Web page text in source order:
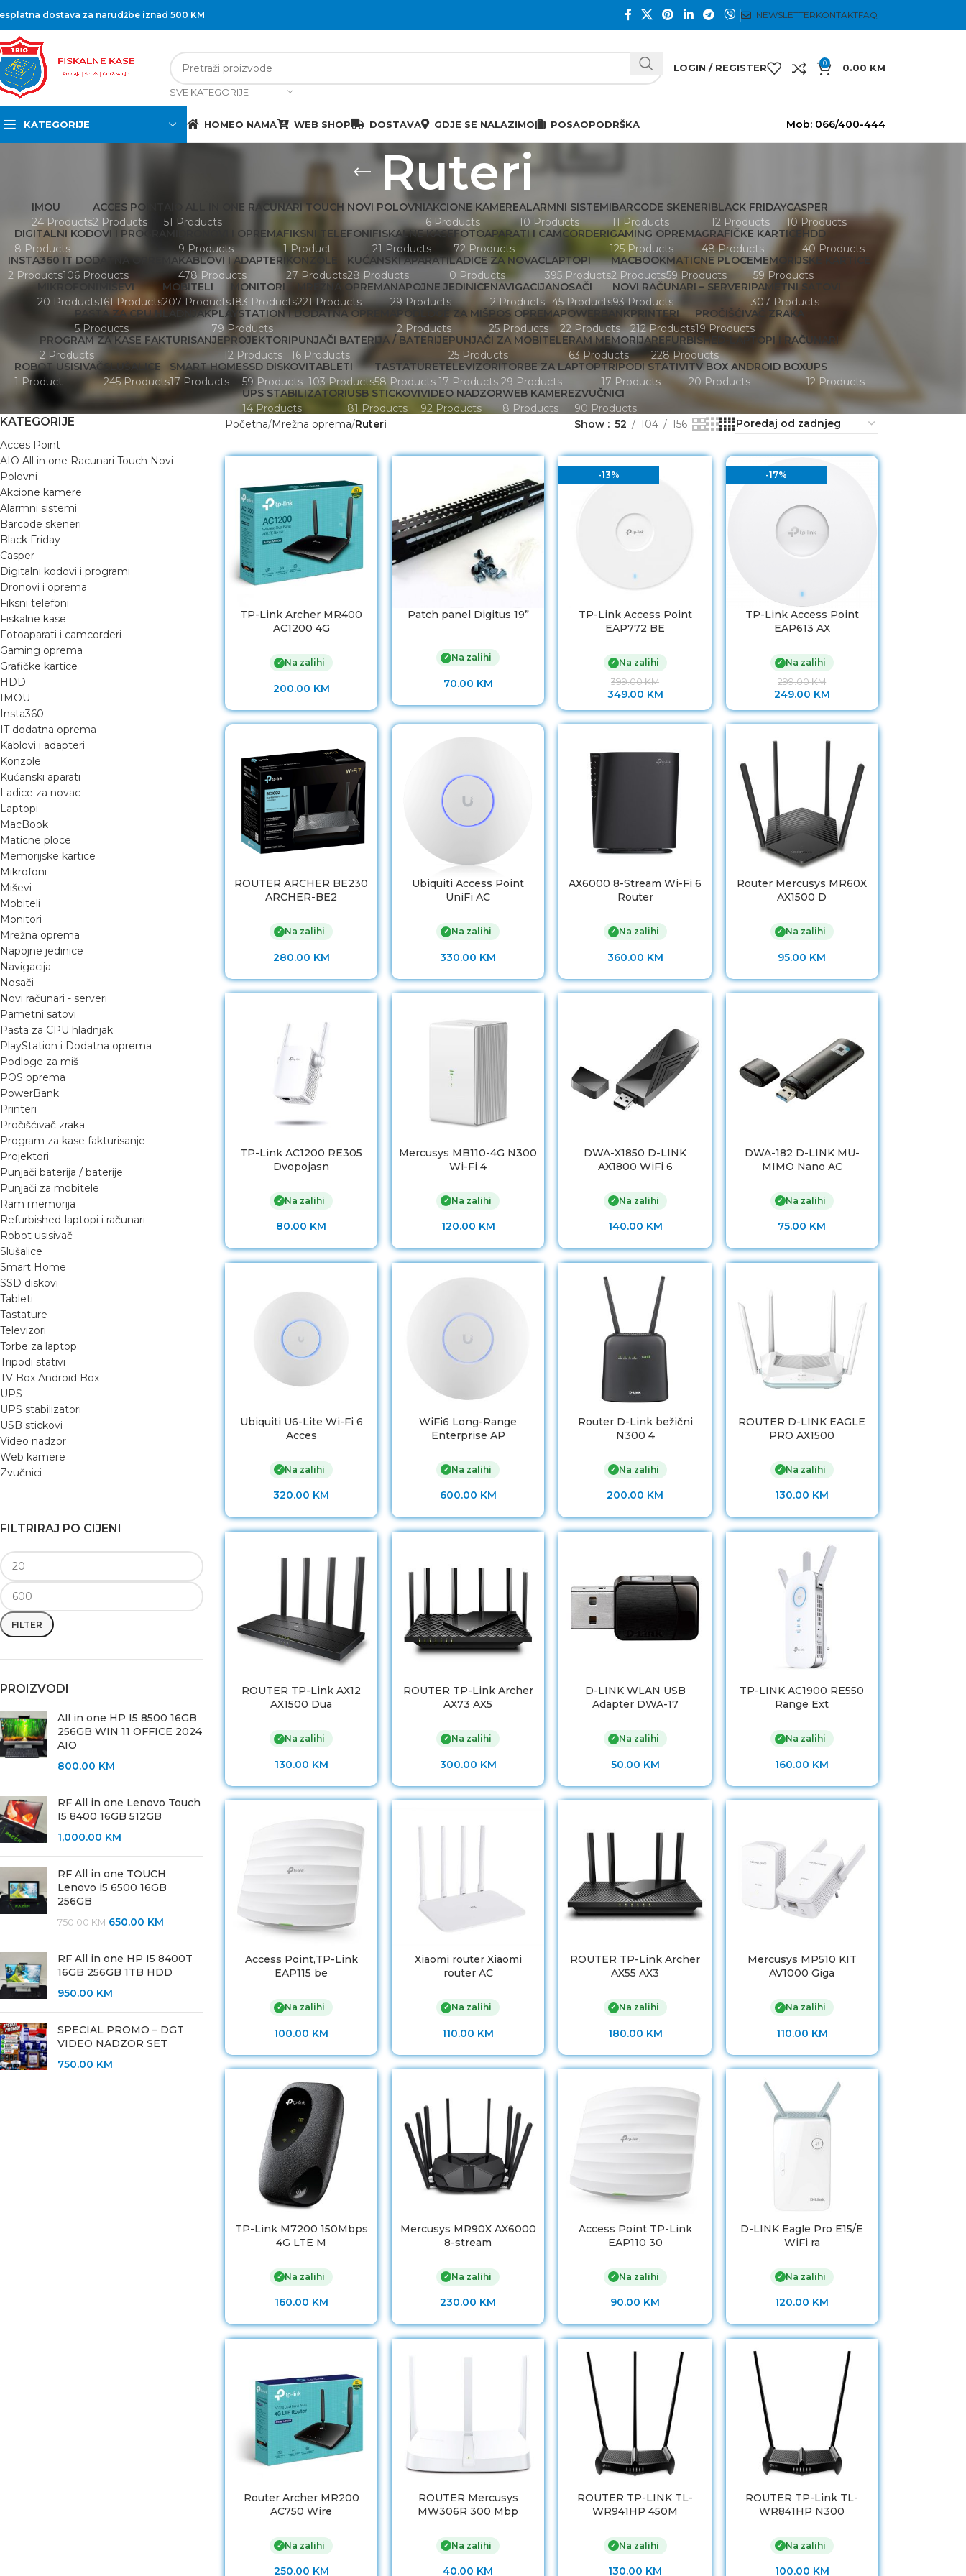
dostava za narudžbe iznad 500 KM NEWSLETTERKONTAKTFAQ
SVE KATEGORIJE
LOGIN / REGISTER 0 0.00 KM
KATEGORIJE HOMEO NAMA WEB SHOP DOSTAVA GDJE SE NALAZIMO POSAOPODRŠKA Mob: 066/400-444
Ruteri
IMOU
24 Products
ACCES POINT
2 Products
AIO ALL IN ONE RACUNARI TOUCH NOVI POLOVNI
51 Products
AKCIONE KAMERE
6 Products
ALARMNI SISTEMI
10 Products
BARCODE SKENERI
11 Products
BLACK FRIDAY
12 Products
CASPER
10 Products
DIGITALNI KODOVI I PROGRAMI
8 Products
DRONOVI I OPREMA
9 Products
FIKSNI TELEFONI
1 Product
FISKALNE KASE
21 Products
FOTOAPARATI I CAMCORDERI
72 Products
GAMING OPREMA
125 Products
GRAFIČKE KARTICE
48 Products
HDD
40 Products
INSTA360
2 Products
IT DODATNA OPREMA
106 Products
KABLOVI I ADAPTERI
478 Products
KONZOLE
27 Products
KUĆANSKI APARATI
28 Products
LADICE ZA NOVAC
0 Products
LAPTOPI
395 Products
MACBOOK
2 Products
MATICNE PLOCE
59 Products
MEMORIJSKE KARTICE
59 Products
MIKROFONI
20 Products
MIŠEVI
161 Products
MOBITELI
207 Products
MONITORI
183 Products
MREŽNA OPREMA
221 Products
NAPOJNE JEDINICE
29 Products
NAVIGACIJA
2 Products
NOSAČI
45 Products
NOVI RAČUNARI – SERVERI
93 Products
PAMETNI SATOVI
307 Products
PASTA ZA CPU HLADNJAK
5 Products
PLAYSTATION I DODATNA OPREMA
79 Products
PODLOGE ZA MIŠ
2 Products
POS OPREMA
25 Products
POWERBANK
22 Products
PRINTERI
212 Products
PROČIŠĆIVAČ ZRAKA
19 Products
PROGRAM ZA KASE FAKTURISANJE
2 Products
PROJEKTORI
12 Products
PUNJAČI BATERIJA / BATERIJE
16 Products
PUNJAČI ZA MOBITELE
25 Products
RAM MEMORIJA
63 Products
REFURBISHED-LAPTOPI I RAČUNARI
228 Products
ROBOT USISIVAČ
1 Product
SLUŠALICE
245 Products
SMART HOME
17 Products
SSD DISKOVI
59 Products
TABLETI
103 Products
TASTATURE
58 Products
TELEVIZORI
17 Products
TORBE ZA LAPTOP
29 Products
TRIPODI STATIVI
17 Products
TV BOX ANDROID BOX
20 Products
UPS
12 Products
UPS STABILIZATORI
14 Products
USB STICKOVI
81 Products
VIDEO NADZOR
92 Products
WEB KAMERE
8 Products
ZVUČNICI
90 Products
KATEGORIJE
Acces Point
AIO All in one Racunari Touch Novi
Polovni
Akcione kamere
Alarmni sistemi
Barcode skeneri
Black Friday
Casper
Digitalni kodovi i programi
Dronovi i oprema
Fiksni telefoni
Fiskalne kase
Fotoaparati i camcorderi
Gaming oprema
Grafičke kartice
HDD
IMOU
Insta360
IT dodatna oprema
Kablovi i adapteri
Konzole
Kućanski aparati
Ladice za novac
Laptopi
MacBook
Maticne ploce
Memorijske kartice
Mikrofoni
Miševi
Mobiteli
Monitori
Mrežna oprema
Napojne jedinice
Navigacija
Nosači
Novi računari - serveri
Pametni satovi
Pasta za CPU hladnjak
PlayStation i Dodatna oprema
Podloge za miš
POS oprema
PowerBank
Printeri
Pročišćivač zraka
Program za kase fakturisanje
Projektori
Punjači baterija / baterije
Punjači za mobitele
Ram memorija
Refurbished-laptopi i računari
Robot usisivač
Slušalice
Smart Home
SSD diskovi
Tableti
Tastature
Televizori
Torbe za laptop
Tripodi stativi
TV Box Android Box
UPS
UPS stabilizatori
USB stickovi
Video nadzor
Web kamere
Zvučnici
FILTRIRAJ PO CIJENI
FILTER
PROIZVODI
All in one HP I5 8500 16GB
256GB WIN 11 OFFICE 2024
AIO
800.00 KM
RF All in one Lenovo Touch
I5 8400 16GB 512GB
1,000.00 KM
RF All in one TOUCH
Lenovo i5 6500 16GB
256GB
750.00KM 650.00 KM
RF All in one HP I5 8400T
16GB 256GB 1TB HDD
950.00 KM
SPECIAL PROMO – DGT
VIDEO NADZOR SET
750.00 KM
Početna Mrežna oprema Ruteri Show 52 104 156
TP-Link Archer MR400
AC1200 4G
✓ Na zalihi
200.00 KM
Patch panel Digitus 19”
✓ Na zalihi
70.00 KM
-13%
TP-Link Access Point
EAP772 BE
✓ Na zalihi
399.00KM
349.00 KM
-17%
TP-Link Access Point
EAP613 AX
✓ Na zalihi
299.00KM
249.00 KM
ROUTER ARCHER BE230
ARCHER-BE2
✓ Na zalihi
280.00 KM
Ubiquiti Access Point
UniFi AC
✓ Na zalihi
330.00 KM
AX6000 8-Stream Wi-Fi 6
Router
✓ Na zalihi
360.00 KM
Router Mercusys MR60X
AX1500 D
✓ Na zalihi
95.00 KM
TP-Link AC1200 RE305
Dvopojasn
✓ Na zalihi
80.00 KM
Mercusys MB110-4G N300
Wi-Fi 4
✓ Na zalihi
120.00 KM
DWA-X1850 D-LINK
AX1800 WiFi 6
✓ Na zalihi
140.00 KM
DWA-182 D-LINK MU-
MIMO Nano AC
✓ Na zalihi
75.00 KM
Ubiquiti U6-Lite Wi-Fi 6
Acces
✓ Na zalihi
320.00 KM
WiFi6 Long-Range
Enterprise AP
✓ Na zalihi
600.00 KM
Router D-Link bežični
N300 4
✓ Na zalihi
200.00 KM
ROUTER D-LINK EAGLE
PRO AX1500
✓ Na zalihi
130.00 KM
ROUTER TP-Link AX12
AX1500 Dua
✓ Na zalihi
130.00 KM
ROUTER TP-Link Archer
AX73 AX5
✓ Na zalihi
300.00 KM
D-LINK WLAN USB
Adapter DWA-17
✓ Na zalihi
50.00 KM
TP-LINK AC1900 RE550
Range Ext
✓ Na zalihi
160.00 KM
Access Point,TP-Link
EAP115 be
✓ Na zalihi
100.00 KM
Xiaomi router Xiaomi
router AC
✓ Na zalihi
110.00 KM
ROUTER TP-Link Archer
AX55 AX3
✓ Na zalihi
180.00 KM
Mercusys MP510 KIT
AV1000 Giga
✓ Na zalihi
110.00 KM
TP-Link M7200 150Mbps
4G LTE M
✓ Na zalihi
160.00 KM
Mercusys MR90X AX6000
8-stream
✓ Na zalihi
230.00 KM
Access Point TP-Link
EAP110 30
✓ Na zalihi
90.00 KM
D-LINK Eagle Pro E15/E
WiFi ra
✓ Na zalihi
120.00 KM
Router Archer MR200
AC750 Wire
✓ Na zalihi
250.00 KM
ROUTER Mercusys
MW306R 300 Mbp
✓ Na zalihi
40.00 KM
ROUTER TP-LINK TL-
WR941HP 450M
✓ Na zalihi
130.00 KM
ROUTER TP-Link TL-
WR841HP N300
✓ Na zalihi
100.00 KM